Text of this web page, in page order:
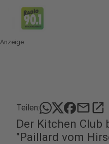
Anzeige
Teilen: mailopen_in_new
Der Kitchen Club
"Paillard vom